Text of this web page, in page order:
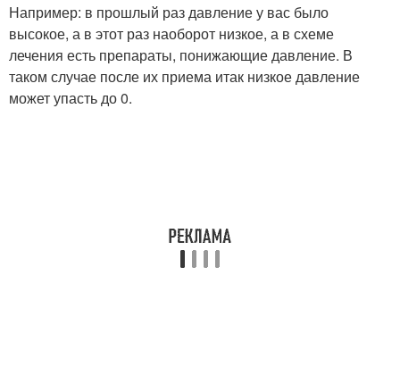
Например: в прошлый раз давление у вас было
высокое, а в этот раз наоборот низкое, а в схеме
лечения есть препараты, понижающие давление. В
таком случае после их приема итак низкое давление
может упасть до 0.